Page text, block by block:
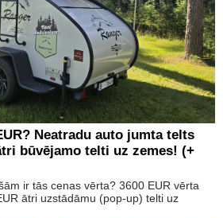
Neatradu auto jumta telts
būvējamo telti uz zemes! (+
ir tās cenas vērta? 3600 EUR vērta
ātri uzstādāmu (pop-up) telti uz